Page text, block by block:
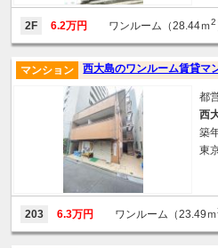
2F 6.2万円 ワンルーム（28.44ｍ2
西大島のワンルーム賃貸マ
マンション
都
西
築
東
203 6.3万円 ワンルーム（23.49ｍ